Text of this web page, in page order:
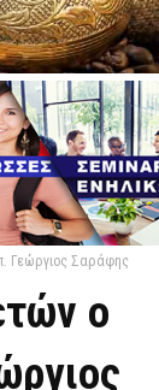
Γεώργιος Σαράφης
ο